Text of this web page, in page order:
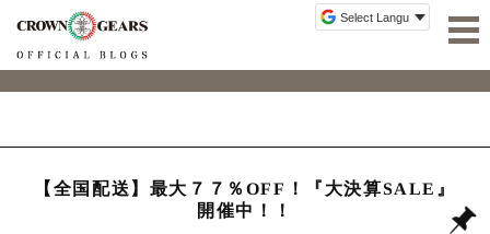
【全国配送】最大７７％OFF！『大決算SALE』
開催中！！